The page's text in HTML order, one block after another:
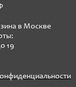
в Москве
19